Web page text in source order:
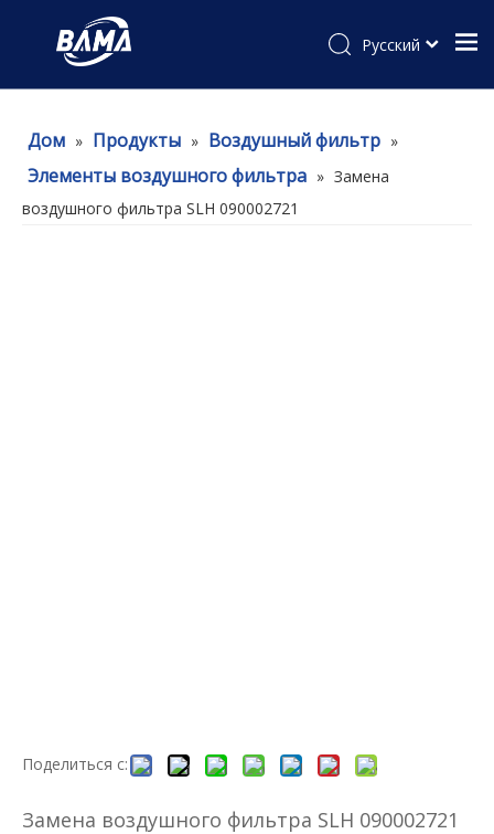
Pусский
Дом » Продукты » Воздушный фильтр »
Элементы воздушного фильтра » Замена
воздушного фильтра SLH 090002721
Поделиться с:
Замена воздушного фильтра SLH 090002721